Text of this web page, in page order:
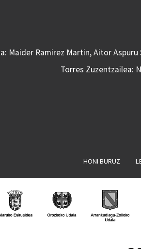
Maider Ramirez Martin, Aitor
Torres Zuzentzailea:
HONI BURUZ